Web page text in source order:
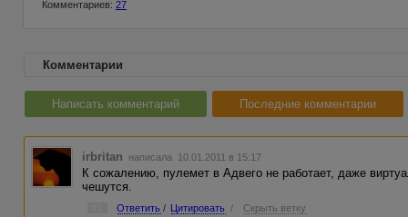
Комментариев: 27
Комментарии
Написать комментарий Последние комментарии
irbritan написала 10.01.2011 в 15:17
К сожалению, пулемет в Адвего не работает, даже
чешутся.
Ответить / Цитировать / Скрыть ветку